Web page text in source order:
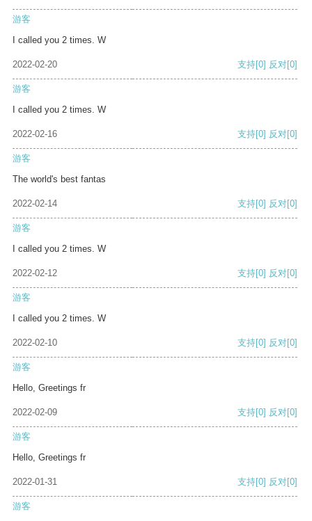
游客
I called you 2 times. W
2022-02-20 支持[0] 反对[0]
游客
I called you 2 times. W
2022-02-16 支持[0] 反对[0]
游客
The world's best fantas
2022-02-14 支持[0] 反对[0]
游客
I called you 2 times. W
2022-02-12 支持[0] 反对[0]
游客
I called you 2 times. W
2022-02-10 支持[0] 反对[0]
游客
Hello, Greetings fr
2022-02-09 支持[0] 反对[0]
游客
Hello, Greetings fr
2022-01-31 支持[0] 反对[0]
游客